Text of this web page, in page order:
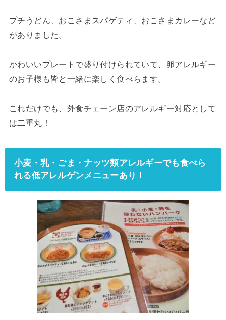
プチうどん、おこさまスパゲティ、おこさまカレーなど
がありました。
かわいいプレートで盛り付けられていて、卵アレルギー
のお子様も皆と一緒に楽しく食べらます。
これだけでも、外食チェーン店のアレルギー対応として
は二重丸！
小麦・乳・ごま・ナッツ類アレルギーでも食べら
れる低アレルゲンメニューあり！